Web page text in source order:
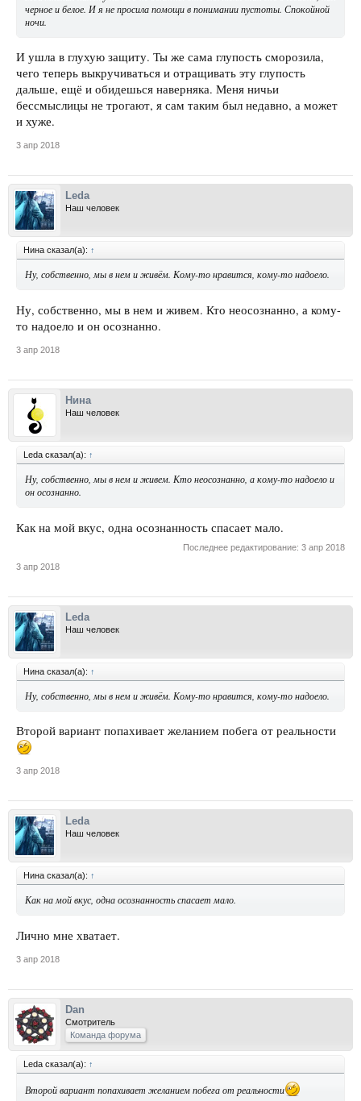
черное и белое. И я не просила помощи в понимании пустоты. Спокойной
ночи.
И ушла в глухую защиту. Ты же сама глупость сморозила,
чего теперь выкручиваться и отращивать эту глупость
дальше, ещё и обидешься наверняка. Меня ничьи
бессмыслицы не трогают, я сам таким был недавно, а может
и хуже.
3 апр 2018
Leda
Наш человек
Нина сказал(а): ↑
Ну, собственно, мы в нем и живём. Кому-то нравится, кому-то надоело.
Ну, собственно, мы в нем и живем. Кто неосознанно, а кому-
то надоело и он осознанно.
3 апр 2018
Нина
Наш человек
Leda сказал(а): ↑
Ну, собственно, мы в нем и живем. Кто неосознанно, а кому-то надоело и
он осознанно.
Как на мой вкус, одна осознанность спасает мало.
Последнее редактирование: 3 апр 2018
3 апр 2018
Leda
Наш человек
Нина сказал(а): ↑
Ну, собственно, мы в нем и живём. Кому-то нравится, кому-то надоело.
Второй вариант попахивает желанием побега от реальности
3 апр 2018
Leda
Наш человек
Нина сказал(а): ↑
Как на мой вкус, одна осознанность спасает мало.
Лично мне хватает.
3 апр 2018
Dan
Смотритель
Команда форума
Leda сказал(а): ↑
Второй вариант попахивает желанием побега от реальности